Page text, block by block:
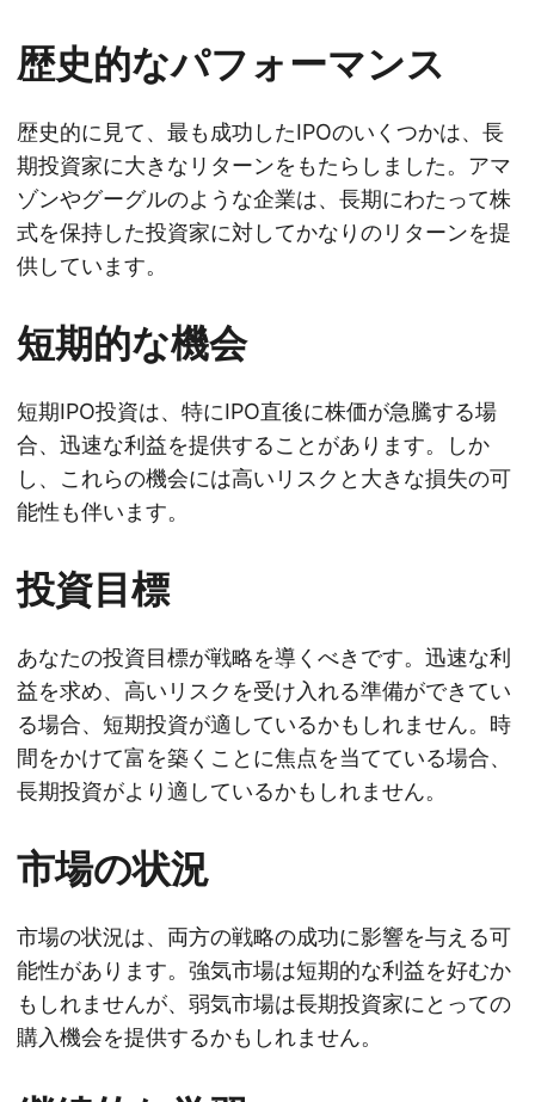
歴史的なパフォーマンス
歴史的に見て、最も成功したIPOのいくつかは、長
期投資家に大きなリターンをもたらしました。アマ
ゾンやグーグルのような企業は、長期にわたって株
式を保持した投資家に対してかなりのリターンを提
供しています。
短期的な機会
短期IPO投資は、特にIPO直後に株価が急騰する場
合、迅速な利益を提供することがあります。しか
し、これらの機会には高いリスクと大きな損失の可
能性も伴います。
投資目標
あなたの投資目標が戦略を導くべきです。迅速な利
益を求め、高いリスクを受け入れる準備ができてい
る場合、短期投資が適しているかもしれません。時
間をかけて富を築くことに焦点を当てている場合、
長期投資がより適しているかもしれません。
市場の状況
市場の状況は、両方の戦略の成功に影響を与える可
能性があります。強気市場は短期的な利益を好むか
もしれませんが、弱気市場は長期投資家にとっての
購入機会を提供するかもしれません。